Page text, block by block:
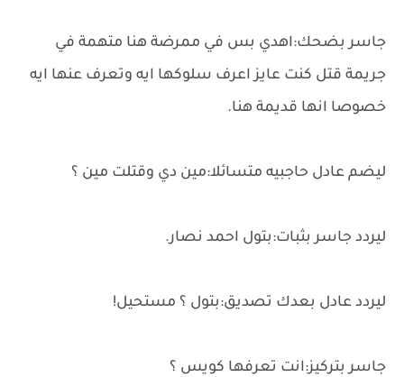
جاسر بضحك:اهدي بس في ممرضة هنا متهمة في
جريمة قتل كنت عايز اعرف سلوكها ايه وتعرف عنها ايه
خصوصا انها قديمة هنا.
ليضم عادل حاجبيه متسائلا:مين دي وقتلت مين ؟
ليردد جاسر بثبات:بتول احمد نصار.
ليردد عادل بعدك تصديق:بتول ؟ مستحيل!
جاسر بتركيز:انت تعرفها كويس ؟